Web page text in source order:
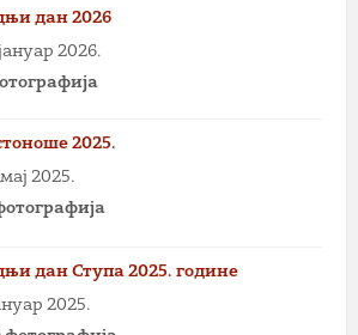
дан 2026
2026.
2025.
2025.
дан Ступа 2025. године
2025.